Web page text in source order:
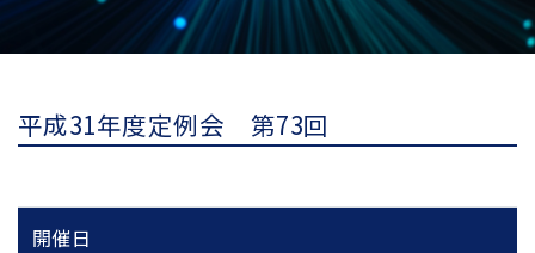
平成31年度定例会 第73回
開催日